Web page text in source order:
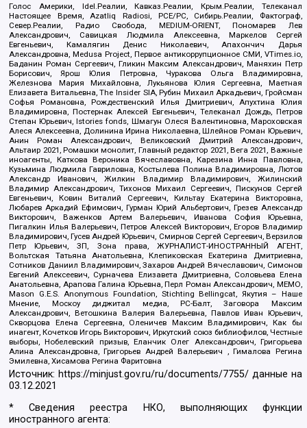
Голос Америки, Idel.Реалии, Кавказ.Реалии, Крым.Реалии, Телеканал
Настоящее Время, Azatliq Radiosi, PCE/PC, Сибирь.Реалии, Фактограф,
Север.Реалии, Радио Свобода, MEDIUM-ORIENT, Пономарев Лев
Александрович, Савицкая Людмила Алексеевна, Маркелов Сергей
Евгеньевич, Камалягин Денис Николаевич, Апахончич Дарья
Александровна, Medusa Project, Первое антикоррупционное СМИ, VTimes.io,
Баданин Роман Сергеевич, Гликин Максим Александрович, Маняхин Петр
Борисович, Ярош Юлия Петровна, Чуракова Ольга Владимировна,
Железнова Мария Михайловна, Лукьянова Юлия Сергеевна, Маетная
Елизавета Витальевна, The Insider SIA, Рубин Михаил Аркадьевич, Гройсман
Софья Романовна, Рождественский Илья Дмитриевич, Апухтина Юлия
Владимировна, Постернак Алексей Евгеньевич, Телеканал Дождь, Петров
Степан Юрьевич, Istories fonds, Шмагун Олеся Валентиновна, Мароховская
Алеся Алексеевна, Долинина Ирина Николаевна, Шлейнов Роман Юрьевич,
Анин Роман Александрович, Великовский Дмитрий Александрович,
Альтаир 2021, Ромашки монолит, Главный редактор 2021, Вега 2021, Важные
иноагенты, Каткова Вероника Вячеславовна, Карезина Инна Павловна,
Кузьмина Людмила Гавриловна, Костылева Полина Владимировна, Лютов
Александр Иванович, Жилкин Владимир Владимирович, Жилинский
Владимир Александрович, Тихонов Михаил Сергеевич, Пискунов Сергей
Евгеньевич, Ковин Виталий Сергеевич, Кильтау Екатерина Викторовна,
Любарев Аркадий Ефимович, Гурман Юрий Альбертович, Грезев Александр
Викторович, Важенков Артем Валерьевич, Иванова София Юрьевна,
Пигалкин Илья Валерьевич, Петров Алексей Викторович, Егоров Владимир
Владимирович, Гусев Андрей Юрьевич, Смирнов Сергей Сергеевич, Верзилов
Петр Юрьевич, ЗП, Зона права, ЖУРНАЛИСТ-ИНОСТРАННЫЙ АГЕНТ,
Вольтская Татьяна Анатольевна, Клепиковская Екатерина Дмитриевна,
Сотников Даниил Владимирович, Захаров Андрей Вячеславович, Симонов
Евгений Алексеевич, Сурначева Елизавета Дмитриевна, Соловьева Елена
Анатольевна, Арапова Галина Юрьевна, Перл Роман Александрович, МЕМО,
Mason G.E.S. Anonymous Foundation, Stichting Bellingcat, Якутия – Наше
Мнение, Москоу диджитал медиа, РС-Балт, Заговора Максим
Александрович, Ветошкина Валерия Валерьевна, Павлов Иван Юрьевич,
Скворцова Елена Сергеевна, Оленичев Максим Владимирович, Как бы
инагент, Кочетков Игорь Викторович, Иркутский союз библиофилов, Честные
выборы, Нобелевский призыв, Еланчик Олег Александрович, Григорьева
Алина Александровна, Григорьев Андрей Валерьевич , Гималова Регина
Эмилевна, Хисамова Регина Фаритовна
Источник: https://minjust.gov.ru/ru/documents/7755/ данные на
03.12.2021
* Сведения реестра НКО, выполняющих функции
иностранного агента: